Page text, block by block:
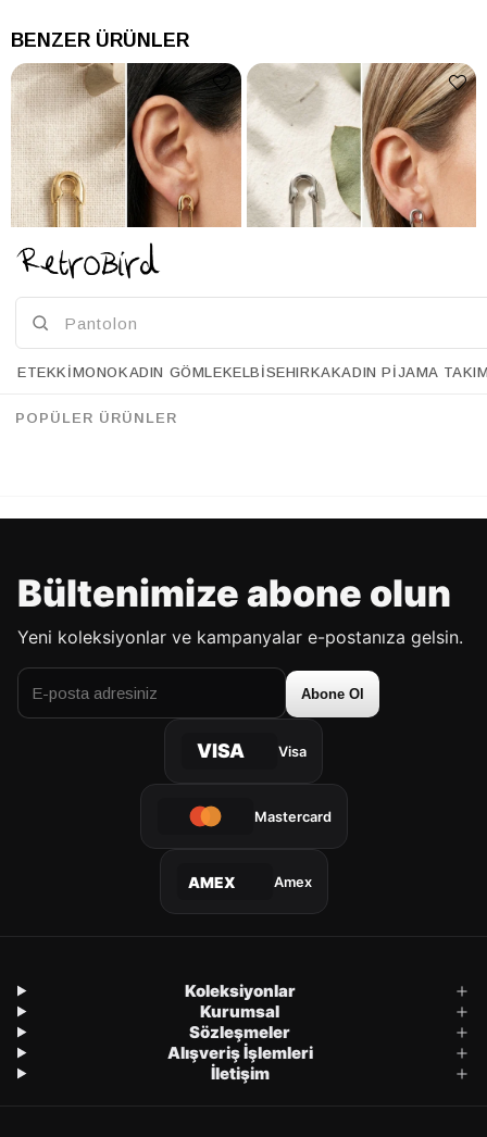
BENZER ÜRÜNLER
27.90 USD
34.90 USD
Bültenimize abone olun
Yeni koleksiyonlar ve kampanyalar e-postanıza gelsin.
Abone Ol
VISA Visa
Mastercard
AMEX Amex
Koleksiyonlar
Kurumsal
Sözleşmeler
Alışveriş İşlemleri
İletişim
ETEKKIMONOKADIN GÖMLEKELBISEHIRKAKADIN PIJAMA
POPÜLER ÜRÜNLER